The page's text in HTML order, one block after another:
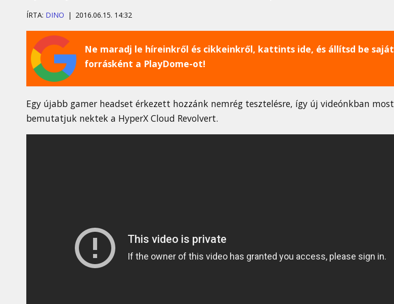
ÍRTA: DINO 2016.06.15. 14:32
Ne maradj le híreinkről és cikkeinkről, kattints ide, és állítsd be saját
forrásként a PlayDome-ot!
Egy újabb gamer headset érkezett hozzánk nemrég tesztelésre, így új videónkban most
bemutatjuk nektek a HyperX Cloud Revolvert.